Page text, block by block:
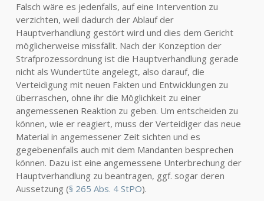
Falsch wäre es jedenfalls, auf eine Intervention zu
verzichten, weil dadurch der Ablauf der
Hauptverhandlung gestört wird und dies dem Gericht
möglicherweise missfällt. Nach der Konzeption der
Strafprozessordnung ist die Hauptverhandlung gerade
nicht als Wundertüte angelegt, also darauf, die
Verteidigung mit neuen Fakten und Entwicklungen zu
überraschen, ohne ihr die Möglichkeit zu einer
angemessenen Reaktion zu geben. Um entscheiden zu
können, wie er reagiert, muss der Verteidiger das neue
Material in angemessener Zeit sichten und es
gegebenenfalls auch mit dem Mandanten besprechen
können. Dazu ist eine angemessene Unterbrechung der
Hauptverhandlung zu beantragen, ggf. sogar deren
Aussetzung (§ 265 Abs. 4 StPO).